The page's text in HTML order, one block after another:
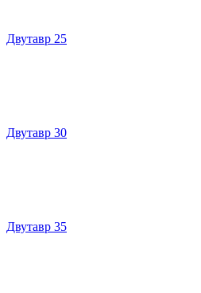
Двутавр 25
Двутавр 30
Двутавр 35